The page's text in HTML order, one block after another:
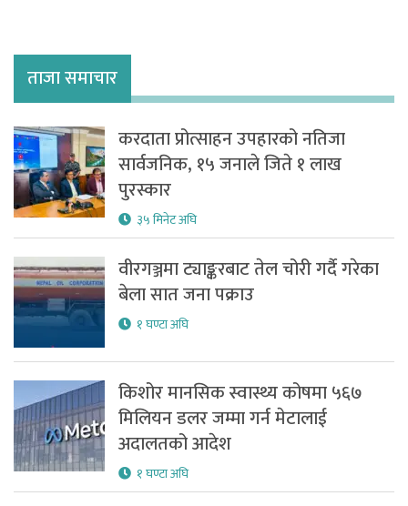
ताजा समाचार
करदाता प्रोत्साहन उपहारको नतिजा
सार्वजनिक, १५ जनाले जिते १ लाख
पुरस्कार
३५ मिनेट अघि
वीरगञ्जमा ट्याङ्करबाट तेल चोरी गर्दै गरेका
बेला सात जना पक्राउ
१ घण्टा अघि
किशोर मानसिक स्वास्थ्य कोषमा ५६७
मिलियन डलर जम्मा गर्न मेटालाई
अदालतको आदेश
१ घण्टा अघि